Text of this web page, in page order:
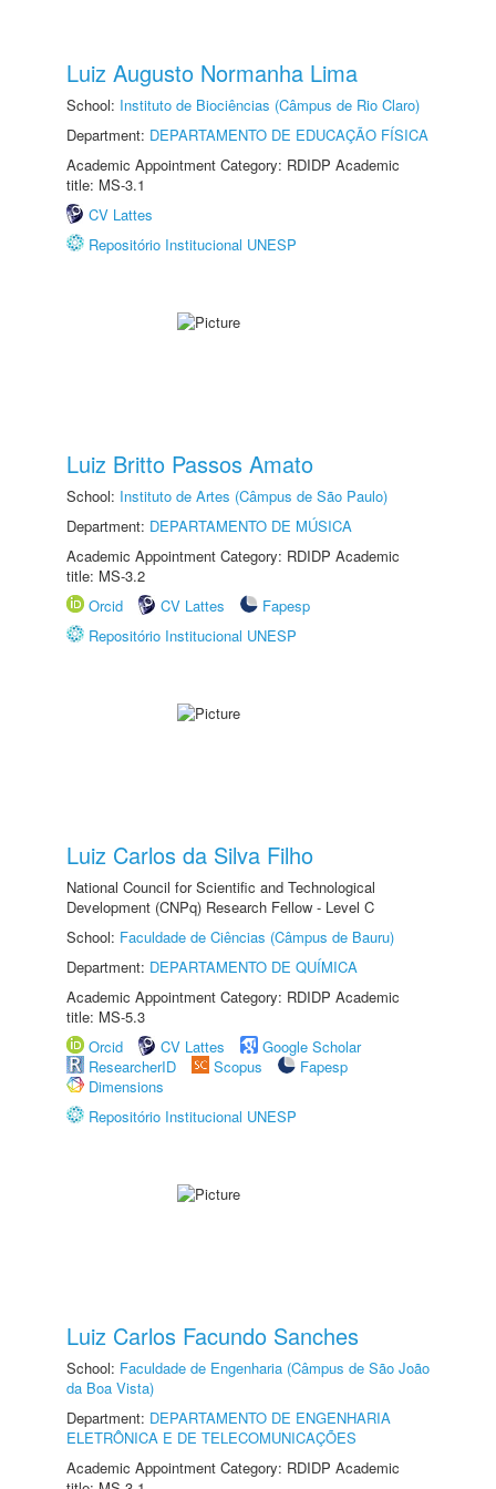
Luiz Augusto Normanha Lima
School: Instituto de Biociências (Câmpus de Rio Claro)
Department: DEPARTAMENTO DE EDUCAÇÃO FÍSICA
Academic Appointment Category: RDIDP Academic
title: MS-3.1
CV Lattes
Repositório Institucional UNESP
Luiz Britto Passos Amato
School: Instituto de Artes (Câmpus de São Paulo)
Department: DEPARTAMENTO DE MÚSICA
Academic Appointment Category: RDIDP Academic
title: MS-3.2
Orcid
CV Lattes
Fapesp
Repositório Institucional UNESP
Luiz Carlos da Silva Filho
National Council for Scientific and Technological
Development (CNPq) Research Fellow - Level C
School: Faculdade de Ciências (Câmpus de Bauru)
Department: DEPARTAMENTO DE QUÍMICA
Academic Appointment Category: RDIDP Academic
title: MS-5.3
Orcid
CV Lattes
Google Scholar
ResearcherID
Scopus
Fapesp
Dimensions
Repositório Institucional UNESP
Luiz Carlos Facundo Sanches
School: Faculdade de Engenharia (Câmpus de São João
da Boa Vista)
Department: DEPARTAMENTO DE ENGENHARIA
ELETRÔNICA E DE TELECOMUNICAÇÕES
Academic Appointment Category: RDIDP Academic